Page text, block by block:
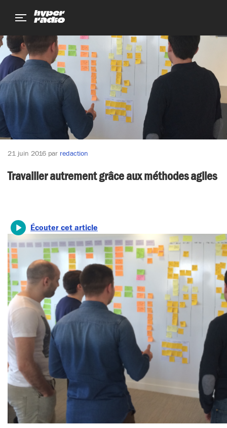
de
page
21 juin 2016 par redaction
Travailler autrement grâce aux méthodes agiles
Écouter cet article